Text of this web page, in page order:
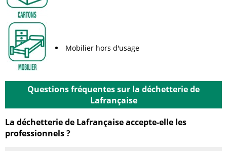
Mobilier hors d'usage
Questions fréquentes sur la déchetterie de
Lafrançaise
La déchetterie de Lafrançaise accepte-elle les
professionnels ?